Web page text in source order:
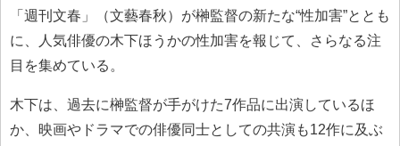
「週刊文春」（文藝春秋）が榊監督の新たな“性加害”ととも
に、人気俳優の木下ほうかの性加害を報じて、さらなる注
目を集めている。
木下は、過去に榊監督が手がけた7作品に出演しているほ
か、映画やドラマでの俳優同士としての共演も12作に及ぶ